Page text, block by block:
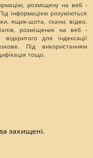
розміщену на веб -
інформацією розуміються
ящик-шота, скани, відео,
розміщених на веб -
для індексації
Під використанням
тощо.
захищені.